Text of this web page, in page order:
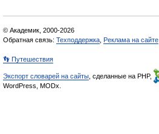
© Академик, 2000-2026
Обратная связь: Техподдержка Реклама на сайте
👣 Путешествия
Экспорт словарей на сайты , сделанные на PHP,
WordPress, MODx.